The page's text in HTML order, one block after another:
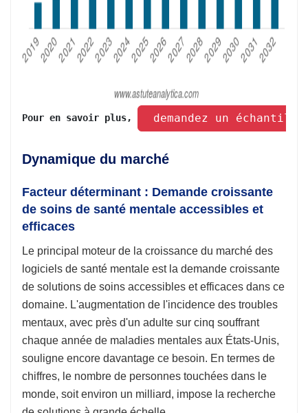
Pour en savoir plus, demandez un
Dynamique du marché
Facteur déterminant : Demande croissante
de soins de santé mentale accessibles et
efficaces
Le principal moteur de la croissance du marché des
logiciels de santé mentale est la demande croissante
de solutions de soins accessibles et efficaces dans ce
domaine. L'augmentation de l'incidence des troubles
mentaux, avec près d'un adulte sur cinq souffrant
chaque année de maladies mentales aux États-Unis,
souligne encore davantage ce besoin. En termes de
chiffres, le nombre de personnes touchées dans le
monde, soit environ un milliard, impose la recherche